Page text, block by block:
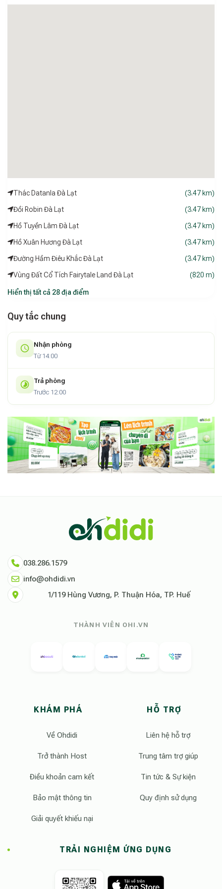
Thác Datanla Đà Lạt (3.47 km)
Đồi Robin Đà Lạt (3.47 km)
Hồ Tuyền Lâm Đà Lạt (3.47 km)
Hồ Xuân Hương Đà Lạt (3.47 km)
Đường Hầm Điêu Khắc Đà Lạt (3.47 km)
Vùng Đất Cổ Tích Fairytale Land Đà Lạt (820 m)
Hiển thị tất cả 28 địa điểm
Quy tắc chung
Nhận phòng
Từ 14:00
Trả phòng
Trước 12:00
038.286.1579
info@ohdidi.vn
1/119 Hùng Vương, P. Thuận Hóa, TP. Huế
THÀNH VIÊN OHI.VN
KHÁM PHÁ
Về Ohdidi
Trở thành Host
Điều khoản cam kết
Bảo mật thông tin
Giải quyết khiếu nại
HỖ TRỢ
Liên hệ hỗ trợ
Trung tâm trợ giúp
Tin tức & Sự kiện
Quy định sử dụng
TRẢI NGHIỆM ỨNG DỤNG